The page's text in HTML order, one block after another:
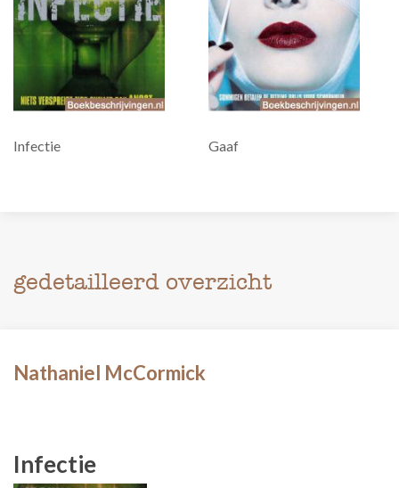
Infectie Gaaf
gedetailleerd overzicht
Nathaniel McCormick
Infectie